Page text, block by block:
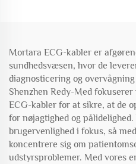
Mortara ECG-kabler er
sundhedsvæsen, hvor de
diagnosticering og
Shenzhen Redy-Med
ECG-kabler for at sikre, at de
for nøjagtighed og
brugervenlighed i fokus, så
koncentrere sig om
udstyrsproblemer. Med vores